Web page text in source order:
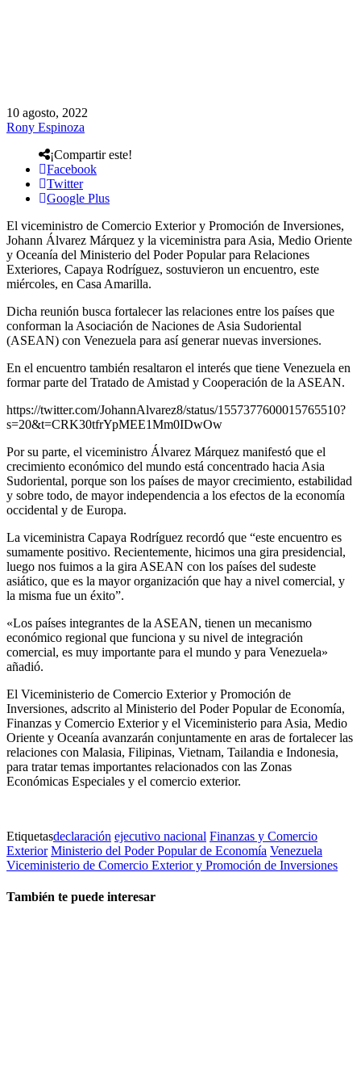
10 agosto, 2022
Rony Espinoza
¡Compartir este!
Facebook
Twitter
Google Plus
El viceministro de Comercio Exterior y Promoción de Inversiones,
Johann Álvarez Márquez y la viceministra para Asia, Medio Oriente
y Oceanía del Ministerio del Poder Popular para Relaciones
Exteriores, Capaya Rodríguez, sostuvieron un encuentro, este
miércoles, en Casa Amarilla.
Dicha reunión busca fortalecer las relaciones entre los países que
conforman la Asociación de Naciones de Asia Sudoriental
(ASEAN) con Venezuela para así generar nuevas inversiones.
En el encuentro también resaltaron el interés que tiene Venezuela en
formar parte del Tratado de Amistad y Cooperación de la ASEAN.
https://twitter.com/JohannAlvarez8/status/1557377600015765510?
s=20&t=CRK30tfrYpMEE1Mm0IDwOw
Por su parte, el viceministro Álvarez Márquez manifestó que el
crecimiento económico del mundo está concentrado hacia Asia
Sudoriental, porque son los países de mayor crecimiento, estabilidad
y sobre todo, de mayor independencia a los efectos de la economía
occidental y de Europa.
La viceministra Capaya Rodríguez recordó que “este encuentro es
sumamente positivo. Recientemente, hicimos una gira presidencial,
luego nos fuimos a la gira ASEAN con los países del sudeste
asiático, que es la mayor organización que hay a nivel comercial, y
la misma fue un éxito”.
«Los países integrantes de la ASEAN, tienen un mecanismo
económico regional que funciona y su nivel de integración
comercial, es muy importante para el mundo y para Venezuela»
añadió.
El Viceministerio de Comercio Exterior y Promoción de
Inversiones, adscrito al Ministerio del Poder Popular de Economía,
Finanzas y Comercio Exterior y el Viceministerio para Asia, Medio
Oriente y Oceanía avanzarán conjuntamente en aras de fortalecer las
relaciones con Malasia, Filipinas, Vietnam, Tailandia e Indonesia,
para tratar temas importantes relacionados con las Zonas
Económicas Especiales y el comercio exterior.
Etiquetasdeclaración ejecutivo nacional Finanzas y Comercio
Exterior Ministerio del Poder Popular de Economía Venezuela
Viceministerio de Comercio Exterior y Promoción de Inversiones
También te puede interesar